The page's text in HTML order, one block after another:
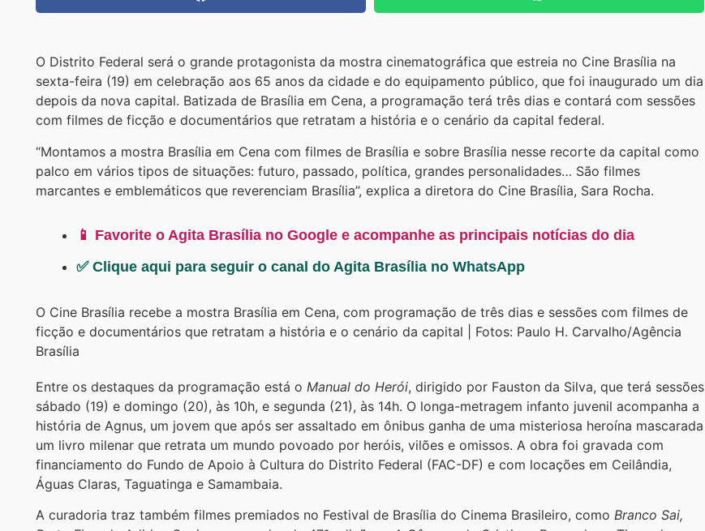
O Distrito Federal será o grande protagonista da mostra cinematográfica que estreia no Cine Brasília na
sexta-feira (19) em celebração aos 65 anos da cidade e do equipamento público, que foi inaugurado um dia
depois da nova capital. Batizada de Brasília em Cena, a programação terá três dias e contará com sessões
com filmes de ficção e documentários que retratam a história e o cenário da capital federal.
“Montamos a mostra Brasília em Cena com filmes de Brasília e sobre Brasília nesse recorte da capital como
palco em vários tipos de situações: futuro, passado, política, grandes personalidades… São filmes
marcantes e emblemáticos que reverenciam Brasília”, explica a diretora do Cine Brasília, Sara Rocha.
📱 Favorite o Agita Brasília no Google e acompanhe as principais notícias do dia
✅ Clique aqui para seguir o canal do Agita Brasília no WhatsApp
O Cine Brasília recebe a mostra Brasília em Cena, com programação de três dias e sessões com filmes de
ficção e documentários que retratam a história e o cenário da capital | Fotos: Paulo H. Carvalho/Agência
Brasília
Entre os destaques da programação está o Manual do Herói, dirigido por Fauston da Silva, que terá sessões
sábado (19) e domingo (20), às 10h, e segunda (21), às 14h. O longa-metragem infanto juvenil acompanha a
história de Agnus, um jovem que após ser assaltado em ônibus ganha de uma misteriosa heroína mascarada
um livro milenar que retrata um mundo povoado por heróis, vilões e omissos. A obra foi gravada com
financiamento do Fundo de Apoio à Cultura do Distrito Federal (FAC-DF) e com locações em Ceilândia,
Águas Claras, Taguatinga e Samambaia.
A curadoria traz também filmes premiados no Festival de Brasília do Cinema Brasileiro, como Branco Sai,